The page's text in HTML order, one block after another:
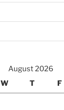
August 2026
W T F